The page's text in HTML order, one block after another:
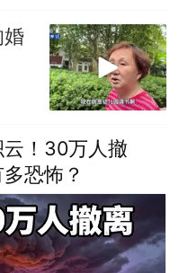
婚
！30万人撤
恐怖？